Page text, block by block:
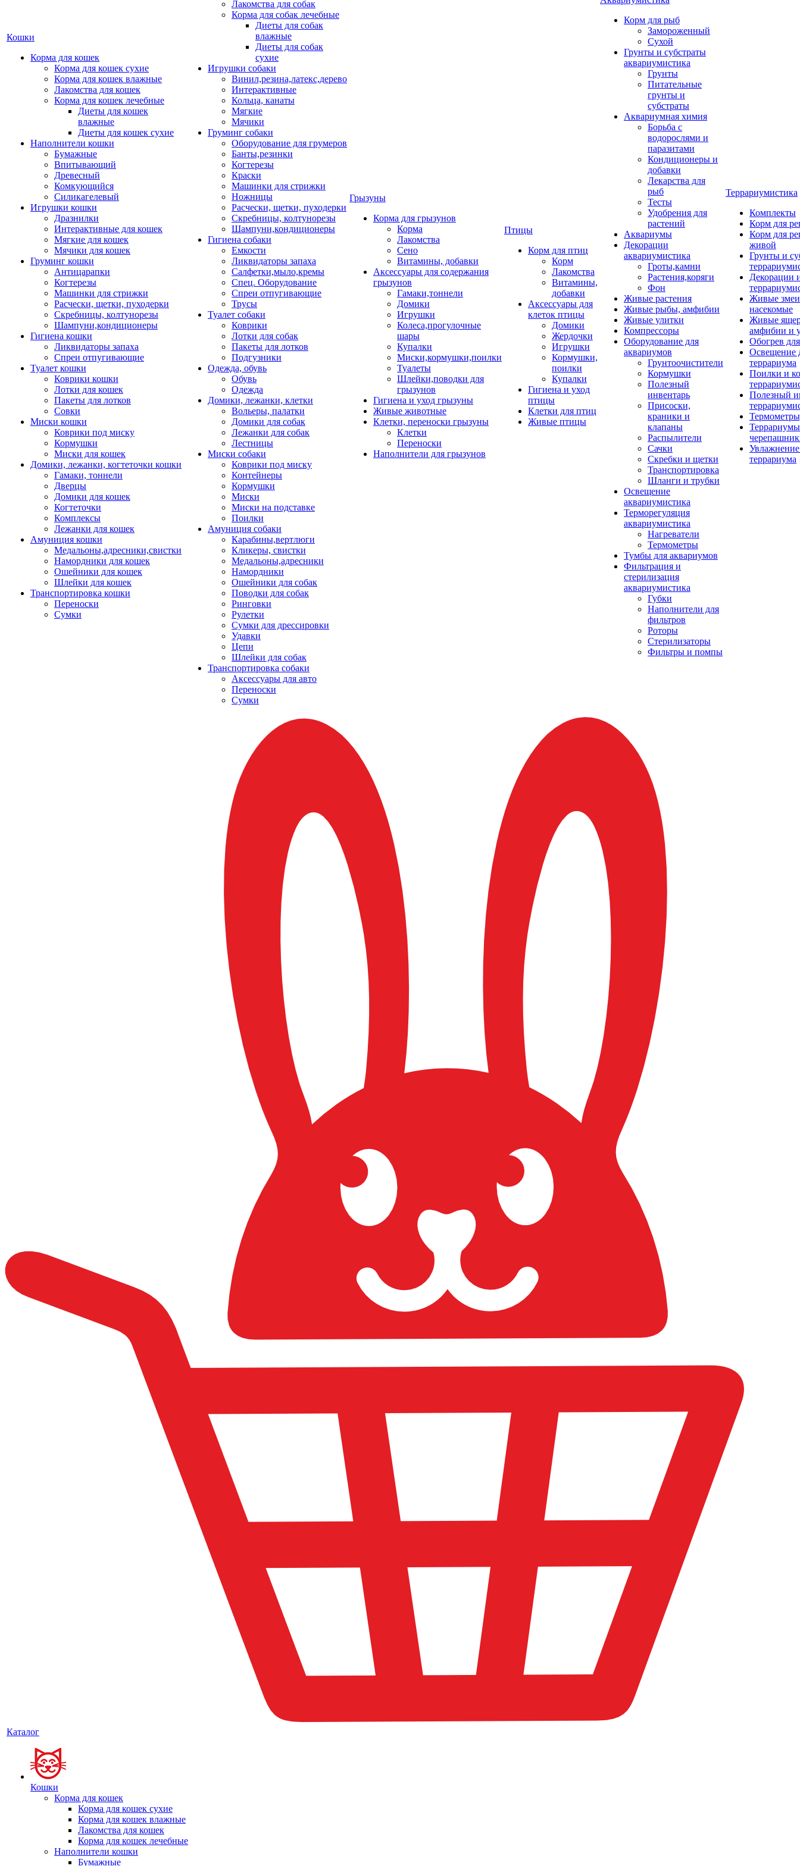
Кошки
Корма для кошек
Корма для кошек сухие
Корма для кошек влажные
Лакомства для кошек
Корма для кошек лечебные
Диеты для кошек
влажные
Диеты для кошек сухие
Наполнители кошки
Бумажные
Впитывающий
Древесный
Комкующийся
Силикагелевый
Игрушки кошки
Дразнилки
Интерактивные для кошек
Мягкие для кошек
Мячики для кошек
Груминг кошки
Антицарапки
Когтерезы
Машинки для стрижки
Расчески, щетки, пуходерки
Скребницы, колтунорезы
Шампуни,кондиционеры
Гигиена кошки
Ликвидаторы запаха
Спреи отпугивающие
Туалет кошки
Коврики кошки
Лотки для кошек
Пакеты для лотков
Совки
Миски кошки
Коврики под миску
Кормушки
Миски для кошек
Домики, лежанки, когтеточки кошки
Гамаки, тоннели
Дверцы
Домики для кошек
Когтеточки
Комплексы
Лежанки для кошек
Амуниция кошки
Медальоны,адресники,свистки
Намордники для кошек
Ошейники для кошек
Шлейки для кошек
Транспортировка кошки
Переноски
Сумки
Лакомства для собак
Корма для собак лечебные
Диеты для собак
влажные
Диеты для собак
сухие
Игрушки собаки
Винил,резина,латекс,дерево
Интерактивные
Кольца, канаты
Мягкие
Мячики
Груминг собаки
Оборудование для грумеров
Банты,резинки
Когтерезы
Краски
Машинки для стрижки
Ножницы
Расчески, щетки, пуходерки
Скребницы, колтунорезы
Шампуни,кондиционеры
Гигиена собаки
Емкости
Ликвидаторы запаха
Салфетки,мыло,кремы
Спец. Оборудование
Спреи отпугивающие
Трусы
Туалет собаки
Коврики
Лотки для собак
Пакеты для лотков
Подгузники
Одежда, обувь
Обувь
Одежда
Домики, лежанки, клетки
Вольеры, палатки
Домики для собак
Лежанки для собак
Лестницы
Миски собаки
Коврики под миску
Контейнеры
Кормушки
Миски
Миски на подставке
Поилки
Амуниция собаки
Карабины,вертлюги
Кликеры, свистки
Медальоны,адресники
Намордники
Ошейники для собак
Поводки для собак
Ринговки
Рулетки
Сумки для дрессировки
Удавки
Цепи
Шлейки для собак
Транспортировка собаки
Аксессуары для авто
Переноски
Сумки
Грызуны
Корма для грызунов
Корма
Лакомства
Сено
Витамины, добавки
Аксессуары для содержания
грызунов
Гамаки,тоннели
Домики
Игрушки
Колеса,прогулочные
шары
Купалки
Миски,кормушки,поилки
Туалеты
Шлейки,поводки для
грызунов
Гигиена и уход грызуны
Живые животные
Клетки, переноски грызуны
Клетки
Переноски
Наполнители для грызунов
Птицы
Корм для птиц
Корм
Лакомства
Витамины,
добавки
Аксессуары для
клеток птицы
Домики
Жердочки
Игрушки
Кормушки,
поилки
Купалки
Гигиена и уход
птицы
Клетки для птиц
Живые птицы
Корм для рыб
Замороженный
Сухой
Грунты и субстраты
аквариумистика
Грунты
Питательные
грунты и
субстраты
Аквариумная химия
Борьба с
водорослями и
паразитами
Кондиционеры и
добавки
Лекарства для
рыб
Тесты
Удобрения для
растений
Аквариумы
Декорации
аквариумистика
Гроты,камни
Растения,коряги
Фон
Живые растения
Живые рыбы, амфибии
Живые улитки
Компрессоры
Оборудование для
аквариумов
Грунтоочистители
Кормушки
Полезный
инвентарь
Присоски,
краники и
клапаны
Распылители
Сачки
Скребки и щетки
Транспортировка
Шланги и трубки
Освещение
аквариумистика
Терморегуляция
аквариумистика
Нагреватели
Термометры
Тумбы для аквариумов
Фильтрация и
стерилизация
аквариумистика
Губки
Наполнители для
фильтров
Роторы
Стерилизаторы
Фильтры и помпы
Террариумистика
Комплекты
Корм для
Корм для
живой
Грунты и
Декорации
Живые
насекомые
Живые
амфибии и
Обогрев
Освещение
террариума
Поилки и
Полезный
террариума
Каталог
Кошки
Корма для кошек
Корма для кошек сухие
Корма для кошек влажные
Лакомства для кошек
Корма для кошек лечебные
Наполнители кошки
Бумажные